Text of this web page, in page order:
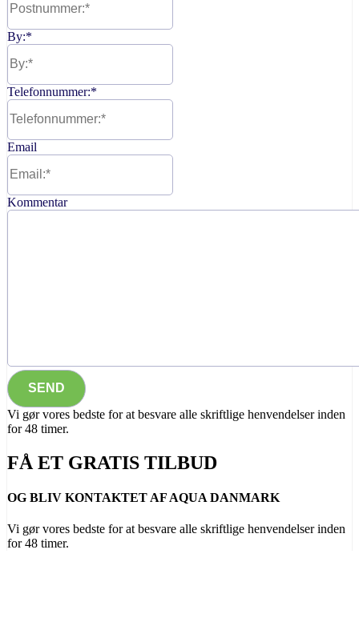
By:*
Telefonnummer:*
Email
Kommentar
Vi gør vores bedste for at besvare alle skriftlige henvendelser inden
for 48 timer.
FÅ ET GRATIS TILBUD
OG BLIV KONTAKTET AF AQUA DANMARK
Vi gør vores bedste for at besvare alle skriftlige henvendelser inden
for 48 timer.